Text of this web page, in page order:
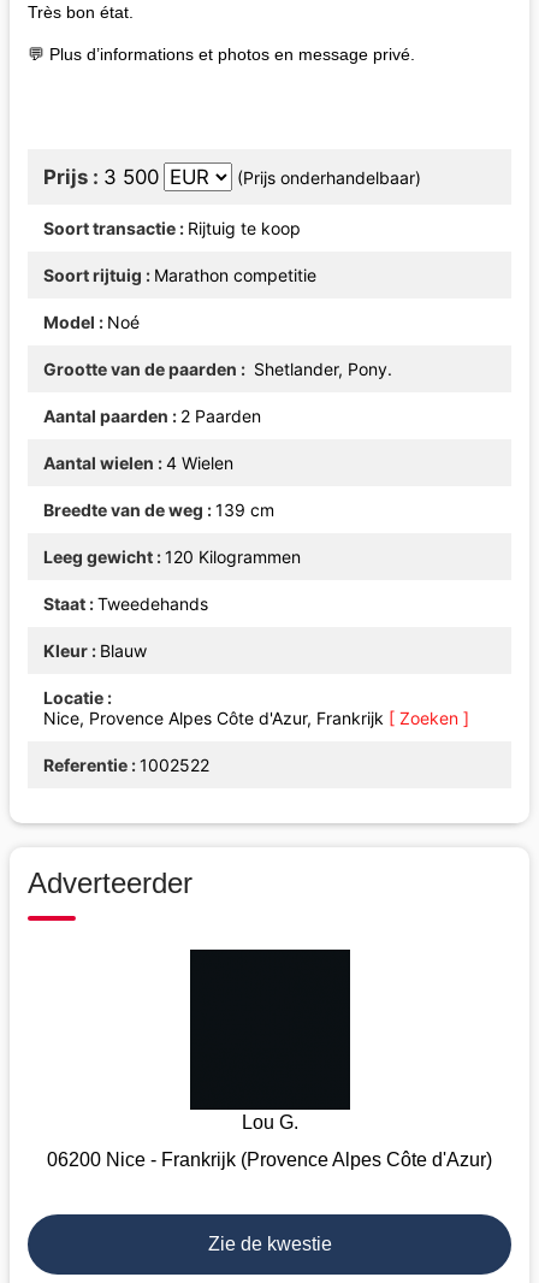
Très bon état.
💬 Plus d’informations et photos en message privé.
Prijs 3 500 (Prijs onderhandelbaar)
Soort transactie Rijtuig te koop
Soort rijtuig Marathon competitie
Model Noé
Grootte van de paarden Shetlander, Pony.
Aantal paarden 2 Paarden
Aantal wielen 4 Wielen
Breedte van de weg 139 cm
Leeg gewicht 120 Kilogrammen
Staat Tweedehands
Kleur Blauw
Locatie
Nice, Provence Alpes Côte d'Azur, Frankrijk [ Zoeken ]
Referentie 1002522
Adverteerder
Lou G.
06200 Nice - Frankrijk (Provence Alpes Côte d'Azur)
Zie de kwestie